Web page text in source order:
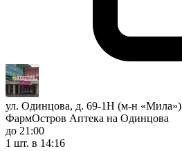
ул. Одинцова, д. 69-1Н (м-н «Мила»)
ФармОстров Аптека на Одинцова
до 21:00
1 шт. в 14:16